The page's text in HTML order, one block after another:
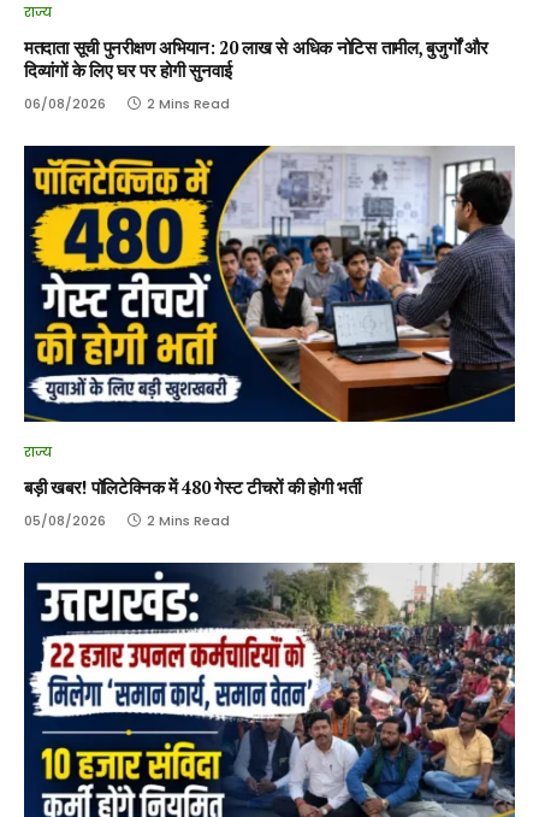
राज्य
मतदाता सूची पुनरीक्षण अभियान: 20 लाख से अधिक नोटिस तामील, बुजुर्गों और
दिव्यांगों के लिए घर पर होगी सुनवाई
06/08/2026 2 Mins Read
राज्य
बड़ी खबर! पॉलिटेक्निक में 480 गेस्ट टीचरों की होगी भर्ती
05/08/2026 2 Mins Read